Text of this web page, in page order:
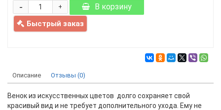
+
- В корзину
Быстрый заказ
Описание Отзывы (0)
Венок из искусственных цветов долго сохраняет свой
красивый вид и не требует дополнительного ухода. Ему не